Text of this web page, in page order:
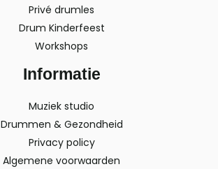
Privé drumles
Drum Kinderfeest
Workshops
Informatie
Muziek studio
Drummen & Gezondheid
Privacy policy
Algemene voorwaarden